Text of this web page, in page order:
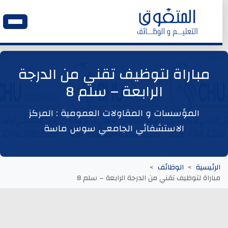
ابحث عن وظيفة
وظائف المؤسسات و المقاولات العمومية
مباراة لتوظيف تقني من الدرجة
الرابعة – سلم 8
المؤسسات و المقاولات العمومية : المركز
الاستشفائي الجامعي سوس ماسة
الرئيسية الوظائف
مباراة لتوظيف تقني من الدرجة الرابعة – سلم 8